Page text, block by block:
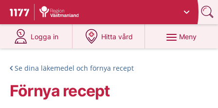
Till startsidan för 1177
Du har valt region
Logga in
på 1177.se
Hitta vård
på 1177.se
Meny
Se dina läkemedel och förnya recept
Förnya recept